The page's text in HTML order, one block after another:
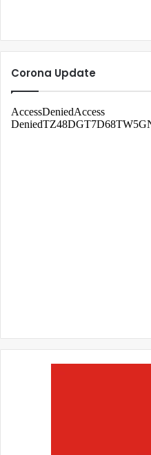
Corona Update